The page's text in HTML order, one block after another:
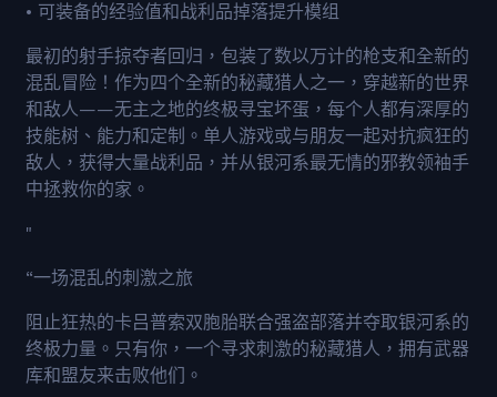
• 可装备的经验值和战利品掉落提升模组
最初的射手掠夺者回归，包装了数以万计的枪支和全新的
混乱冒险！作为四个全新的秘藏猎人之一，穿越新的世界
和敌人——无主之地的终极寻宝坏蛋，每个人都有深厚的
技能树、能力和定制。单人游戏或与朋友一起对抗疯狂的
敌人，获得大量战利品，并从银河系最无情的邪教领袖手
中拯救你的家。
"
“一场混乱的刺激之旅
阻止狂热的卡吕普索双胞胎联合强盗部落并夺取银河系的
终极力量。只有你，一个寻求刺激的秘藏猎人，拥有武器
库和盟友来击败他们。